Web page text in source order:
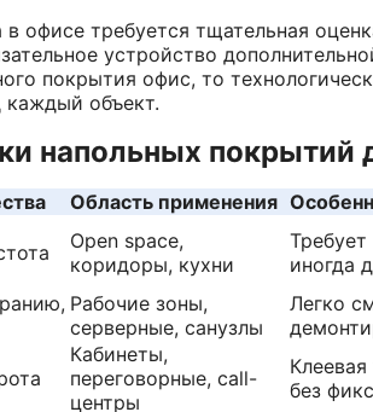
офисе требуется тщательная
устройство
покрытия офис, то
каждый объект.
напольных покрытий
Область применения
Open space,
коридоры, кухни
иногда
Рабочие зоны,
серверные, санузлы
Легко
Кабинеты,
переговорные, call-
центры
без